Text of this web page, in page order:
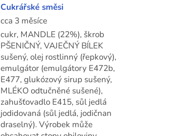
Cukrářské směsi
cca 3 měsíce
cukr, MANDLE (22%), škrob
PŠENIČNÝ, VAJEČNÝ BÍLEK
sušený, olej rostlinný (řepkový),
emulgátor (emulgátory E472b,
E477, glukózový sirup sušený,
MLÉKO odtučněné sušené),
zahušťovadlo E415, sůl jedlá
jodidovaná (sůl jedlá, jodičnan
draselný). Výrobek může